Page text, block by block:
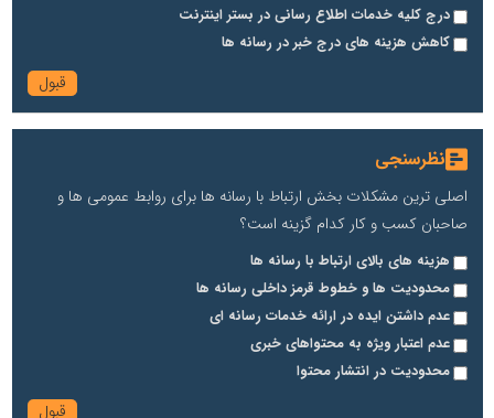
درج کلیه خدمات اطلاع رسانی در بستر اینترنت
کاهش هزینه های درج خبر در رسانه ها
نظرسنجی
اصلی ترین مشکلات بخش ارتباط با رسانه ها برای روابط عمومی ها و
صاحبان کسب و کار کدام گزینه است؟
هزینه های بالای ارتباط با رسانه ها
محدودیت ها و خطوط قرمز داخلی رسانه ها
عدم داشتن ایده در ارائه خدمات رسانه ای
عدم اعتبار ویژه به محتواهای خبری
محدودیت در انتشار محتوا